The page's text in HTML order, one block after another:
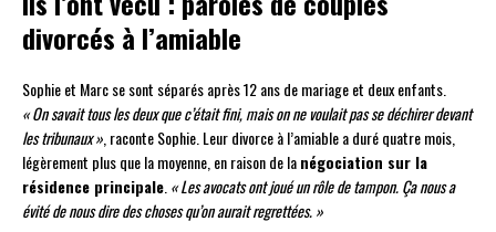
divorcés à l’amiable
Sophie et Marc se sont séparés après 12 ans de mariage et deux enfants.
« On savait tous les deux que c’était fini, mais on ne voulait pas se déchirer devant
les tribunaux » , raconte Sophie. Leur divorce à l’amiable a duré quatre mois,
légèrement plus que la moyenne, en raison de lanégociation sur la
résidence principale « Les avocats ont joué un rôle de tampon. Ça nous a
évité de nous dire des choses qu’on aurait regrettées. »